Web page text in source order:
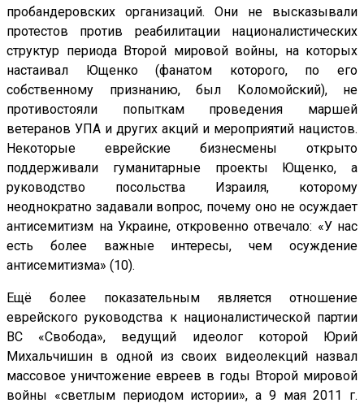
пробандеровских организаций. Они не высказывали
протестов против реабилитации националистических
структур периода Второй мировой войны, на которых
настаивал Ющенко (фанатом которого, по его
собственному признанию, был Коломойский), не
противостояли попыткам проведения маршей
ветеранов УПА и других акций и мероприятий нацистов.
Некоторые еврейские бизнесмены открыто
поддерживали гуманитарные проекты Ющенко, а
руководство посольства Израиля, которому
неоднократно задавали вопрос, почему оно не осуждает
антисемитизм на Украине, откровенно отвечало: «У нас
есть более важные интересы, чем осуждение
антисемитизма» (10).
Ещё более показательным является отношение
еврейского руководства к националистической партии
ВС «Свобода», ведущий идеолог которой Юрий
Михальчишин в одной из своих видеолекций назвал
массовое уничтожение евреев в годы Второй мировой
войны «светлым периодом истории», а 9 мая 2011 г.